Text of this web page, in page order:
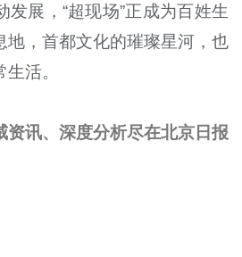
展，“超现场”正成为百姓生
地，首都文化的璀璨星河，也
活。
资讯、深度分析尽在北京日报